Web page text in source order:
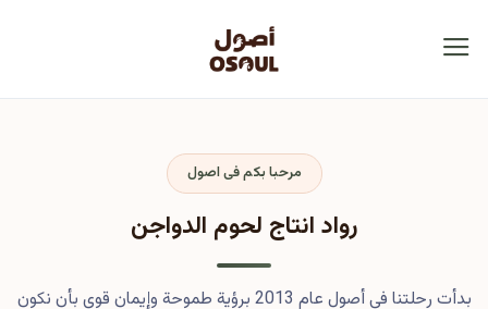
مرحبا بكم فى اصول
رواد انتاج لحوم الدواجن
بدأت رحلتنا في أصول عام 2013 برؤية طموحة وإيمان قوي بأن نكون